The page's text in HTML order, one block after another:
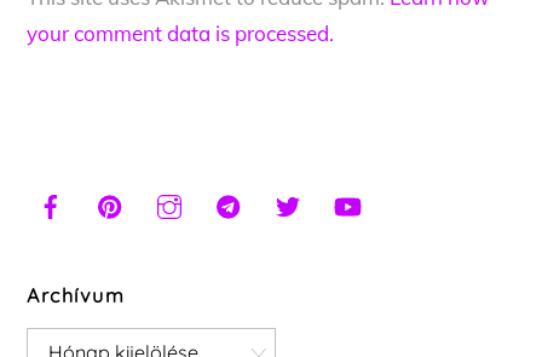
your comment data is processed.
Archívum
Archívum